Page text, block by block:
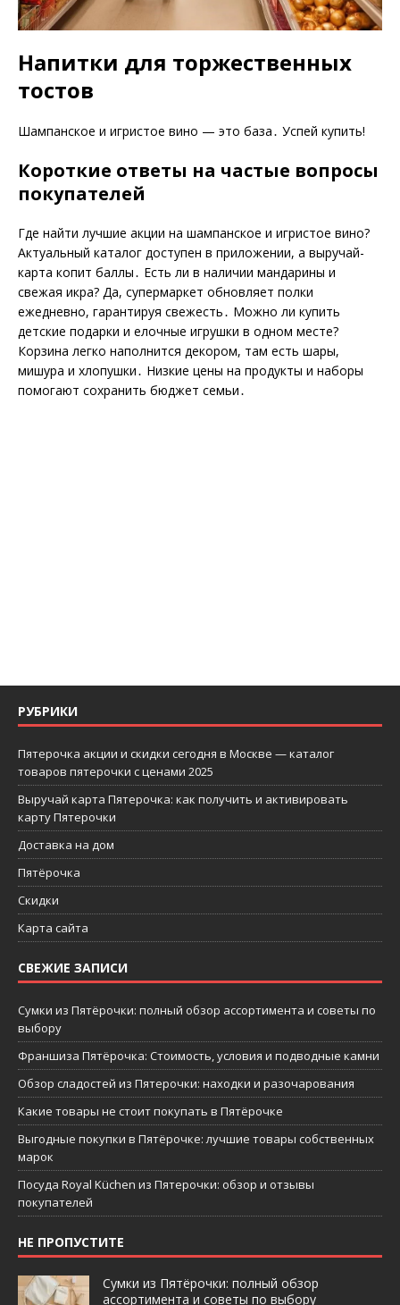
Напитки для торжественных
тостов
Шампанское и игристое вино — это база․ Успей купить!
Короткие ответы на частые вопросы
покупателей
Где найти лучшие акции на шампанское и игристое вино?
Актуальный каталог доступен в приложении, а выручай-
карта копит баллы․ Есть ли в наличии мандарины и
свежая икра? Да, супермаркет обновляет полки
ежедневно, гарантируя свежесть․ Можно ли купить
детские подарки и елочные игрушки в одном месте?
Корзина легко наполнится декором, там есть шары,
мишура и хлопушки․ Низкие цены на продукты и наборы
помогают сохранить бюджет семьи․
РУБРИКИ
Пятерочка акции и скидки сегодня в Москве — каталог
товаров пятерочки с ценами 2025
Выручай карта Пятерочка: как получить и активировать
карту Пятерочки
Доставка на дом
Пятёрочка
Скидки
Карта сайта
СВЕЖИЕ ЗАПИСИ
Сумки из Пятёрочки: полный обзор ассортимента и советы по
выбору
Франшиза Пятёрочка: Стоимость, условия и подводные камни
Обзор сладостей из Пятерочки: находки и разочарования
Какие товары не стоит покупать в Пятёрочке
Выгодные покупки в Пятёрочке: лучшие товары собственных
марок
Посуда Royal Küchen из Пятерочки: обзор и отзывы
покупателей
НЕ ПРОПУСТИТЕ
Сумки из Пятёрочки: полный обзор
ассортимента и советы по выбору